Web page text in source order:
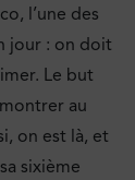
l’une des
jour : on doit
Le but
au
on est là, et
sixième